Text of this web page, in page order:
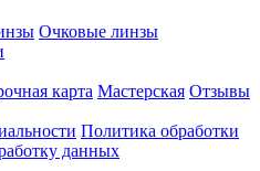
Очковые линзы
карта Мастерская Отзывы
Политика обработки
данных